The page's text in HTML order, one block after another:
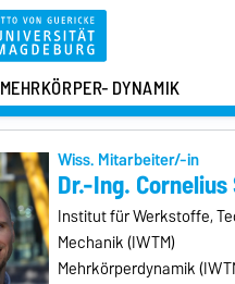
MEHRKÖRPER-DYNAMIK
Wiss. Mitarbeiter/-in
Dr.-Ing.
Institut für Werkstoffe,
Mechanik (IWTM)
Mehrkörperdynamik